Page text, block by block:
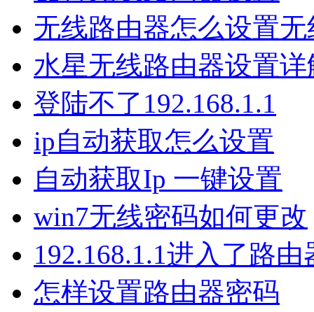
无线路由器怎么设置
水星无线路由器设置详
登陆不了192.168.1.1
ip自动获取怎么设置
自动获取Ip 一键设置
win7无线密码如何更改
192.168.1.1进入了路
怎样设置路由器密码